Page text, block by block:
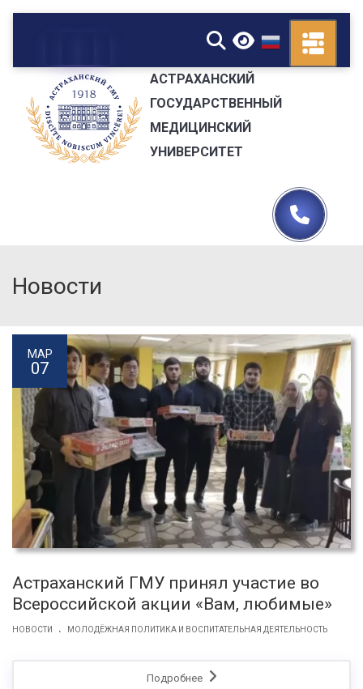
▼
АСТРАХАНСКИЙ
ГОСУДАРСТВЕННЫЙ
МЕДИЦИНСКИЙ
УНИВЕРСИТЕТ
Новости
МАР
07
Астраханский ГМУ принял участие во
Всероссийской акции «Вам, любимые»
НОВОСТИ . МОЛОДЁЖНАЯ ПОЛИТИКА И ВОСПИТАТЕЛЬНАЯ ДЕЯТЕЛЬНОСТЬ
Подробнее